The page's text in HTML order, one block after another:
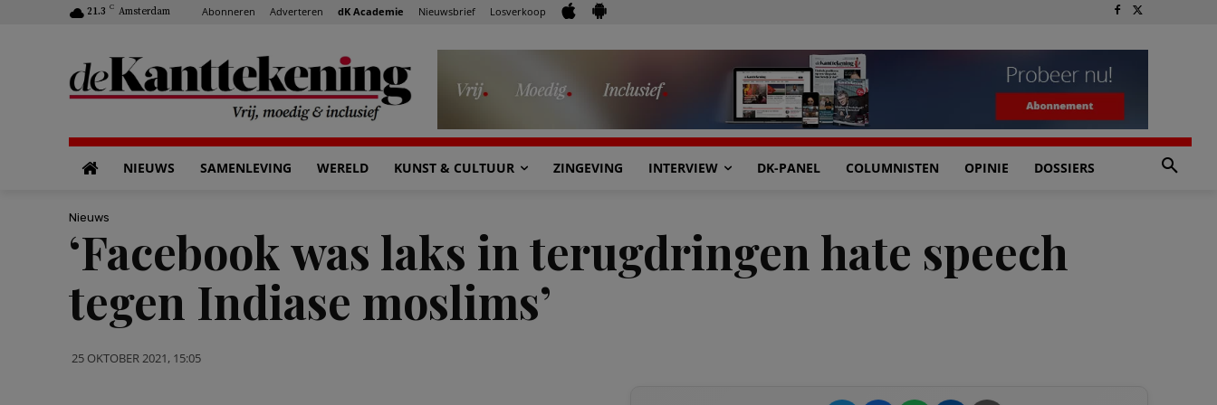
21.3 C Amsterdam Abonneren Adverteren dK Academie Nieuwsbrief Losverkoop
NIEUWS SAMENLEVING WERELD KUNST & CULTUUR ZINGEVING INTERVIEW DK-PANEL COLUMNISTEN OPINIE DOSSIERS
Nieuws
‘Facebook was laks in terugdringen hate speech
tegen Indiase moslims’
25 OKTOBER 2021, 15:05